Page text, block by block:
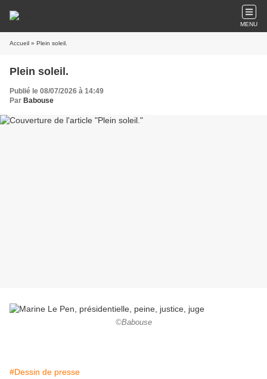
MENU
Accueil » Plein soleil.
Plein soleil.
Publié le 08/07/2026 à 14:49
Par Babouse
©Babouse
#Dessin de presse